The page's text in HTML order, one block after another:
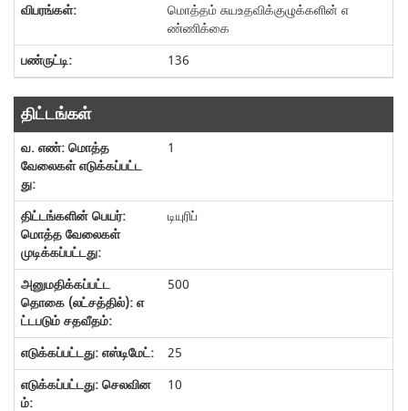
மொத்தம் சுயஉதவிக்குழுக்களின் எ
ண்ணிக்கை
136
திட்டங்கள்
1
டியுரிப்
500
25
10